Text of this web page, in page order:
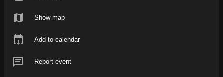
Show map
Add to calendar
Report event